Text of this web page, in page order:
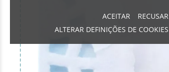
ACEITAR
RECUSAR
ALTERAR DEFINIÇÕES DE COOKIES